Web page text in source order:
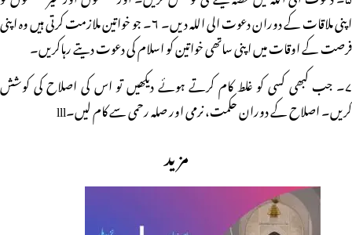
اپنی ملاقات کے دوران دعوت الی اللہ دیں۔ ۶۔ جو خواتین ملازمت کرتی ہیں وہ اپنی
فرصت کے اوقات میں اپنی ساتھی خواتین کو اسلام کی دعوت دیتے رہاکریں۔
۷۔ جب کبھی کسی کو غلط کام کرتے ہوئے دیکھیں تو اس کی اصلاح کی کوشش
کریں۔ اصلاح کے دوران حکمت، نرمی اور صلہ رحمی سے کام لیں۔lll
مزید